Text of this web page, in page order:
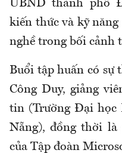
UBND thành phố
kiến thức và kỹ
nghề trong bối cảnh
Buổi tập huấn có sự
Công Duy, giảng
tin (Trường Đại học
Nẵng), đồng thời là
của Tập đoàn